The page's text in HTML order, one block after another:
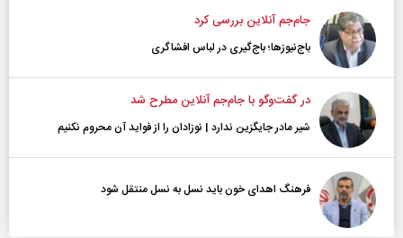
جام‌جم آنلاین بررسی کرد
باج‌نیوزها؛ باج‌گیری در لباس افشاگری
در گفت‌و‌گو با جام‌جم آنلاین مطرح شد
شیر مادر جایگزین ندارد | نوزادان را از فواید آن محروم نکنیم
فرهنگ اهدای خون باید نسل به نسل منتقل شود